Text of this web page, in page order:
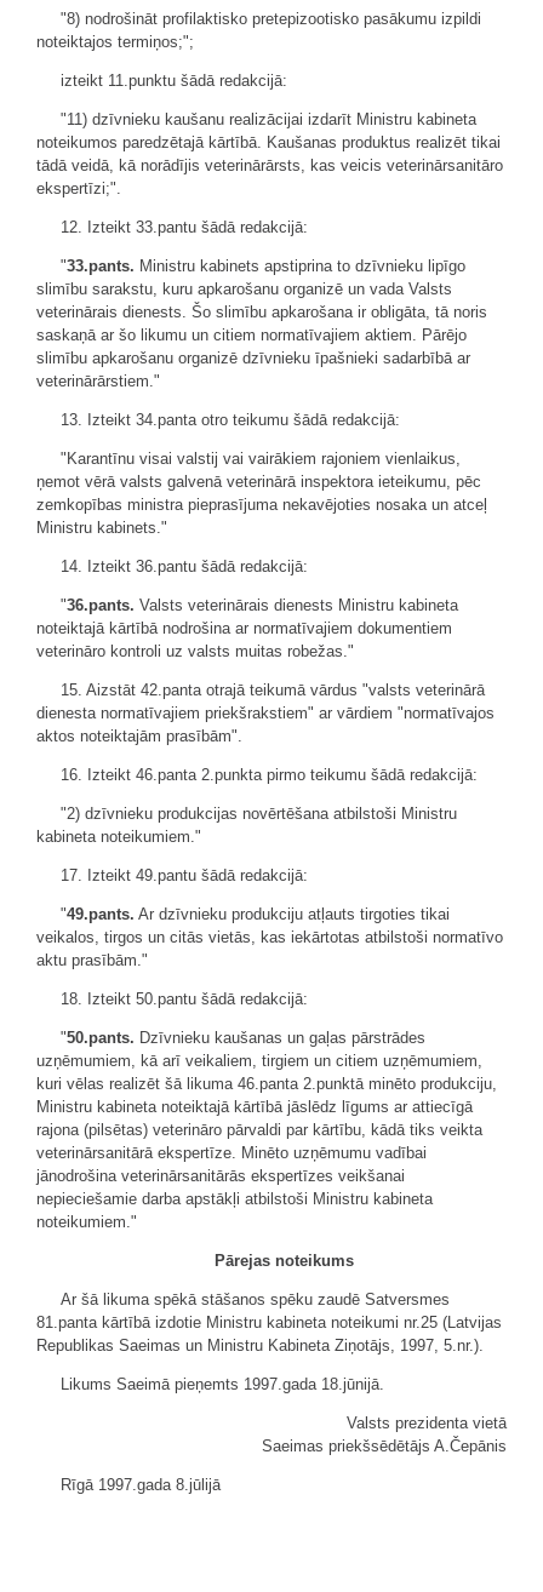
"8) nodrošināt profilaktisko pretepizootisko pasākumu izpildi
noteiktajos termiņos;";
izteikt 11.punktu šādā redakcijā:
"11) dzīvnieku kaušanu realizācijai izdarīt Ministru kabineta
noteikumos paredzētajā kārtībā. Kaušanas produktus realizēt tikai
tādā veidā, kā norādījis veterinārārsts, kas veicis veterinārsanitāro
ekspertīzi;".
12. Izteikt 33.pantu šādā redakcijā:
"33.pants. Ministru kabinets apstiprina to dzīvnieku lipīgo
slimību sarakstu, kuru apkarošanu organizē un vada Valsts
veterinārais dienests. Šo slimību apkarošana ir obligāta, tā noris
saskaņā ar šo likumu un citiem normatīvajiem aktiem. Pārējo
slimību apkarošanu organizē dzīvnieku īpašnieki sadarbībā ar
veterinārārstiem."
13. Izteikt 34.panta otro teikumu šādā redakcijā:
"Karantīnu visai valstij vai vairākiem rajoniem vienlaikus,
ņemot vērā valsts galvenā veterinārā inspektora ieteikumu, pēc
zemkopības ministra pieprasījuma nekavējoties nosaka un atceļ
Ministru kabinets."
14. Izteikt 36.pantu šādā redakcijā:
"36.pants. Valsts veterinārais dienests Ministru kabineta
noteiktajā kārtībā nodrošina ar normatīvajiem dokumentiem
veterināro kontroli uz valsts muitas robežas."
15. Aizstāt 42.panta otrajā teikumā vārdus "valsts veterinārā
dienesta normatīvajiem priekšrakstiem" ar vārdiem "normatīvajos
aktos noteiktajām prasībām".
16. Izteikt 46.panta 2.punkta pirmo teikumu šādā redakcijā:
"2) dzīvnieku produkcijas novērtēšana atbilstoši Ministru
kabineta noteikumiem."
17. Izteikt 49.pantu šādā redakcijā:
"49.pants. Ar dzīvnieku produkciju atļauts tirgoties tikai
veikalos, tirgos un citās vietās, kas iekārtotas atbilstoši normatīvo
aktu prasībām."
18. Izteikt 50.pantu šādā redakcijā:
"50.pants. Dzīvnieku kaušanas un gaļas pārstrādes
uzņēmumiem, kā arī veikaliem, tirgiem un citiem uzņēmumiem,
kuri vēlas realizēt šā likuma 46.panta 2.punktā minēto produkciju,
Ministru kabineta noteiktajā kārtībā jāslēdz līgums ar attiecīgā
rajona (pilsētas) veterināro pārvaldi par kārtību, kādā tiks veikta
veterinārsanitārā ekspertīze. Minēto uzņēmumu vadībai
jānodrošina veterinārsanitārās ekspertīzes veikšanai
nepieciešamie darba apstākļi atbilstoši Ministru kabineta
noteikumiem."
Pārejas noteikums
Ar šā likuma spēkā stāšanos spēku zaudē Satversmes
81.panta kārtībā izdotie Ministru kabineta noteikumi nr.25 (Latvijas
Republikas Saeimas un Ministru Kabineta Ziņotājs, 1997, 5.nr.).
Likums Saeimā pieņemts 1997.gada 18.jūnijā.
Valsts prezidenta vietā
Saeimas priekšsēdētājs A.Čepānis
Rīgā 1997.gada 8.jūlijā